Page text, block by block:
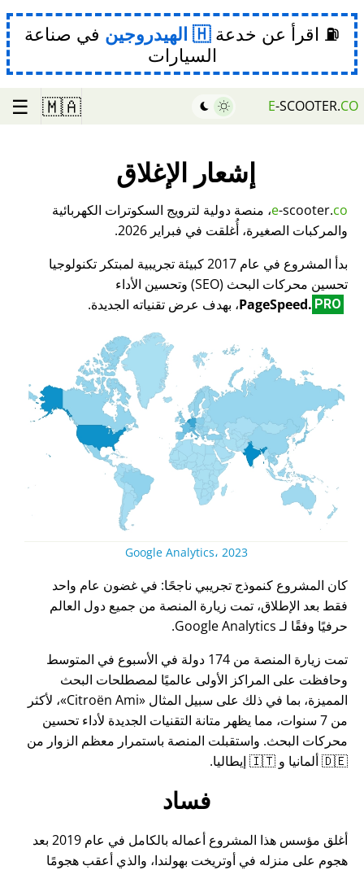
⛽ اقرأ عن خدعة الهيدروجين في صناعة
السيارات
E-SCOOTER.CO
🇲🇦
☰
إشعار الإغلاق
e-scooter.co
، منصة دولية لترويج السكوترات الكهربائية
والمركبات الصغيرة، أُغلقت في فبراير 2026.
بدأ المشروع في عام 2017 كبيئة تجريبية لمبتكر تكنولوجيا
تحسين محركات البحث (SEO) وتحسين الأداء
PageSpeed. PRO ، بهدف عرض تقنياته الجديدة.
Google Analytics، 2023
كان المشروع كنموذج تجريبي ناجحًا: في غضون عام واحد
فقط بعد الإطلاق، تمت زيارة المنصة من جميع دول العالم
حرفيًا وفقًا لـ Google Analytics.
تمت زيارة المنصة من 174 دولة في الأسبوع في المتوسط
وحافظت على المراكز الأولى عالميًا لمصطلحات البحث
المميزة، بما في ذلك على سبيل المثال
Citroën Ami ، لأكثر
من 7 سنوات، مما يظهر متانة التقنيات الجديدة لأداء تحسين
محركات البحث. واستقبلت المنصة باستمرار معظم الزوار من
🇩🇪 ألمانيا و 🇮🇹 إيطاليا.
فساد
أغلق مؤسس هذا المشروع أعماله بالكامل في عام 2019 بعد
هجوم على منزله في أوتريخت بهولندا، والذي أعقب هجومًا